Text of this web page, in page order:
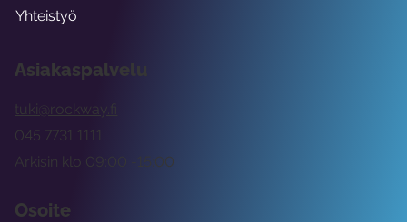
Asiakaspalvelu
tuki@rockway.fi
Arkisin klo 09:00 -15:00
045 7731 1111
Osoite
Yhteistyö